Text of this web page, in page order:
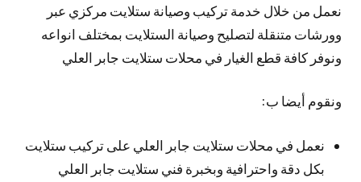
نعمل من خلال خدمة تركيب وصيانة ستلايت مركزي عبر
وورشات متنقلة لتصليح وصيانة الستلايت بمختلف انواعه
ونوفر كافة قطع الغيار في محلات ستلايت جابر العلي
ونقوم أيضا ب:
نعمل في محلات ستلايت جابر العلي على تركيب ستلايت
بكل دقة واحترافية وبخبرة فني ستلايت جابر العلي